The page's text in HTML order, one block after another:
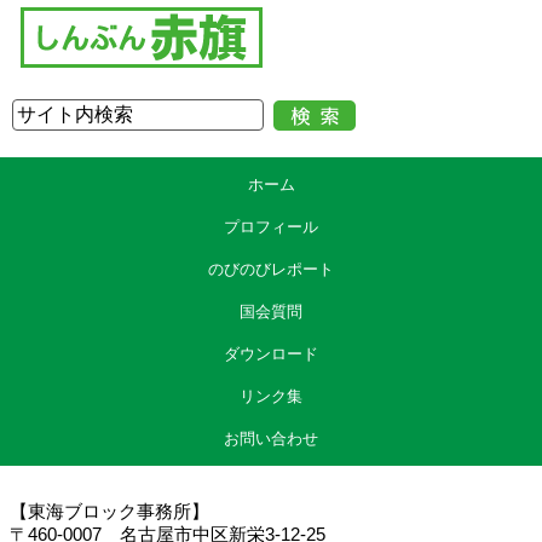
ホーム
プロフィール
のびのびレポート
国会質問
ダウンロード
リンク集
お問い合わせ
【東海ブロック事務所】
〒460-0007 名古屋市中区新栄3-12-25